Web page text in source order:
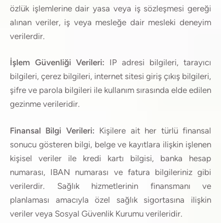
özlük işlemlerine dair yasa veya iş sözleşmesi gereği
alınan veriler, iş veya mesleğe dair mesleki deneyim
verilerdir.
İşlem Güvenliği Verileri: IP adresi bilgileri, tarayıcı
bilgileri, çerez bilgileri, internet sitesi giriş çıkış bilgileri,
şifre ve parola bilgileri ile kullanım sırasında elde edilen
gezinme verileridir.
Finansal Bilgi Verileri: Kişilere ait her türlü finansal
sonucu gösteren bilgi, belge ve kayıtlara ilişkin işlenen
kişisel veriler ile kredi kartı bilgisi, banka hesap
numarası, IBAN numarası ve fatura bilgileriniz gibi
verilerdir. Sağlık hizmetlerinin finansmanı ve
planlaması amacıyla özel sağlık sigortasına ilişkin
veriler veya Sosyal Güvenlik Kurumu verileridir.